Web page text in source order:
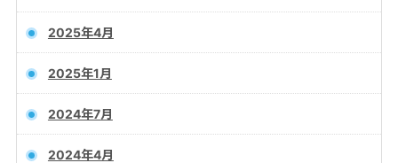
2025年4月
2025年1月
2024年7月
2024年4月